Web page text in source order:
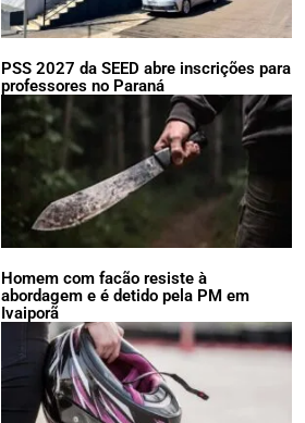
PSS 2027 da SEED abre inscrições para
professores no Paraná
Homem com facão resiste à
abordagem e é detido pela PM em
Ivaiporã